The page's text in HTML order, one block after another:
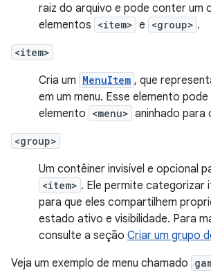
raiz do arquivo e pode conter um
elementos <item> e <group> .
<item>
Cria um MenuItem , que
em um menu. Esse elemento
elemento <menu> aninhado para
<group>
Um contêiner invisível e opcional
<item> . Ele permite categorizar
para que eles compartilhem
estado ativo e visibilidade. Para
consulte a seção Criar um grupo
Veja um exemplo de menu chamado